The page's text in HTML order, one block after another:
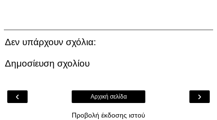
Δεν υπάρχουν σχόλια:
Δημοσίευση σχολίου
‹ ›
Αρχική σελίδα
Προβολή έκδοσης ιστού